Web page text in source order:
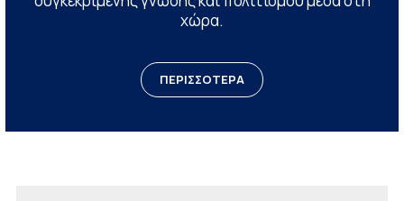
χώρα.
ΠΕΡΙΣΣΟΤΕΡΑ